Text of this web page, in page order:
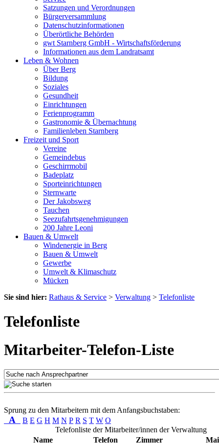
Satzungen und Verordnungen
Bürgerversammlung
Datenschutzinformationen
Überörtliche Behörden
gwt Starnberg GmbH - Wirtschaftsförderung
Informationen aus dem Landratsamt
Leben & Wohnen
Über Berg
Bildung
Soziales
Gesundheit
Einrichtungen
Ferienprogramm
Gastronomie & Übernachtung
Familienleben Starnberg
Freizeit und Sport
Vereine
Gemeindebus
Geschirrmobil
Badeplatz
Sporteinrichtungen
Sternwarte
Der Jakobsweg
Tauchen
Seezufahrtsgenehmigungen
200 Jahre Leoni
Bauen & Umwelt
Windenergie in Berg
Bauen & Umwelt
Gewerbe
Umwelt & Klimaschutz
Mücken
Sie sind hier: Rathaus & Service > Verwaltung > Telefonliste
Telefonliste
Mitarbeiter-Telefon-Liste
Sprung zu den Mitarbeitern mit dem Anfangsbuchstaben:
A B E G H M N P R S T W O
Telefonliste der Mitarbeiter/innen der Verwaltung
Name
Telefon Zimmer